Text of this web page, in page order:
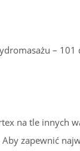
– 101
na tle innych
zapewnić